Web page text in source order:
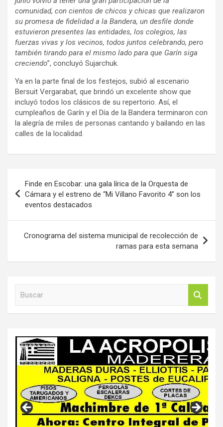
comunidad, con cientos de chicos y chicas que realizaron
su promesa de fidelidad a la Bandera, un desfile donde
estuvieron presentes las entidades, los colegios, las
fuerzas vivas y los vecinos, todos juntos celebrando, pero
también tirando para el mismo lado para que Garín siga
creciendo”, concluyó Sujarchuk.
Ya en la parte final de los festejos, subió al escenario
Bersuit Vergarabat, que brindó un excelente show que
incluyó todos los clásicos de su repertorio. Así, el
cumpleaños de Garín y el Día de la Bandera terminaron con
la alegría de miles de personas cantando y bailando en las
calles de la localidad.
de
entradas
Finde en Escobar: una gala lírica de la Orquesta de
Cámara y el estreno de “Mi Villano Favorito 4” son los
eventos destacados
Cronograma del sistema municipal de recolección de
ramas para esta semana
r